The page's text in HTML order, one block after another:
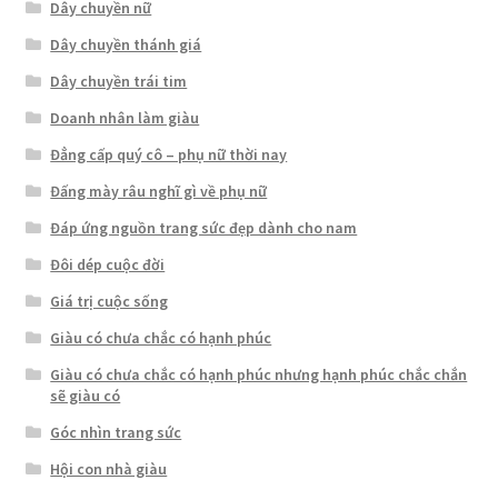
Dây chuyền nữ
Dây chuyền thánh giá
Dây chuyền trái tim
Doanh nhân làm giàu
Đẳng cấp quý cô – phụ nữ thời nay
Đấng mày râu nghĩ gì về phụ nữ
Đáp ứng nguồn trang sức đẹp dành cho nam
Đôi dép cuộc đời
Giá trị cuộc sống
Giàu có chưa chắc có hạnh phúc
Giàu có chưa chắc có hạnh phúc nhưng hạnh phúc chắc chắn
sẽ giàu có
Góc nhìn trang sức
Hội con nhà giàu